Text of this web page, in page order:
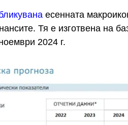
есенната
Тя е изготвена на
2024 г.